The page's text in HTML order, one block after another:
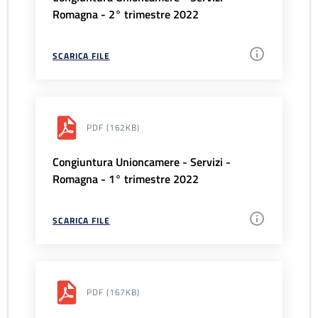
Romagna - 2° trimestre 2022
SCARICA FILE
PDF (162KB)
Congiuntura Unioncamere - Servizi -
Romagna - 1° trimestre 2022
SCARICA FILE
PDF (167KB)